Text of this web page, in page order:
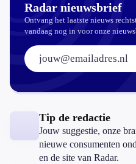
Radar nieuwsbrief
Ontvang het laatste nieuws
vandaag nog in voor onze
E-mailadres:
Tip de redactie
Jouw suggestie, onze
nieuwe consumenten
en de site van Radar.